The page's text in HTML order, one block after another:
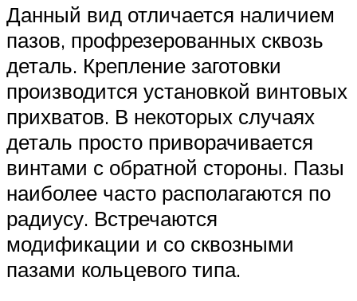
Данный вид отличается наличием
пазов, профрезерованных сквозь
деталь. Крепление заготовки
производится установкой винтовых
прихватов. В некоторых случаях
деталь просто приворачивается
винтами с обратной стороны. Пазы
наиболее часто располагаются по
радиусу. Встречаются
модификации и со сквозными
пазами кольцевого типа.